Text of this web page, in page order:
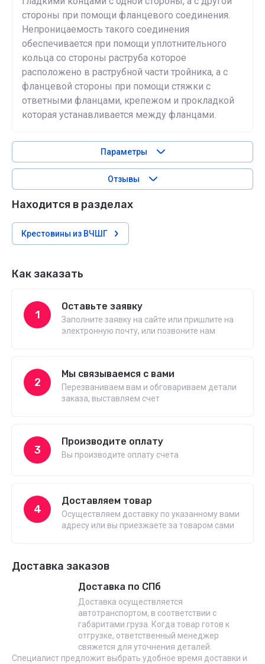
стороны при помощи фланцевого соединения.
Непроницаемость такого соединения
обеспечивается при помощи уплотнительного
кольца со стороны раструба которое
расположено в раструбной части тройника, а с
фланцевой стороны при помощи стяжки с
ответными фланцами, крепежом и прокладкой
которая устанавливается между фланцами.
Параметры
Отзывы
Находится в разделах
Крестовины из ВЧШГ
Как заказать
1
Оставьте заявку
Заполните заявку на сайте или пришлите на
электронную почту, или позвоните нам
2
Мы связываемся с вами
Перезваниваем вам и обговариваем детали
заказа, выставляем счет
3
Производите оплату
Вы производите оплату счета
4
Доставляем товар
Осуществляем доставку по указанному вами
адресу или вы приезжаете за товаром сами
Доставка заказов
Доставка по СПб
Доставка осуществляется
автотранспортом, в соответствии с
габаритами груза. Когда товар готов к
отгрузке, ответственный менеджер
свяжется для уточнения деталей.
Специалист предложит выбрать удобное время доставки и